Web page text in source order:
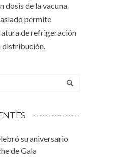
dosis de la vacuna
permite
de refrigeración
distribución.
su aniversario
de Gala